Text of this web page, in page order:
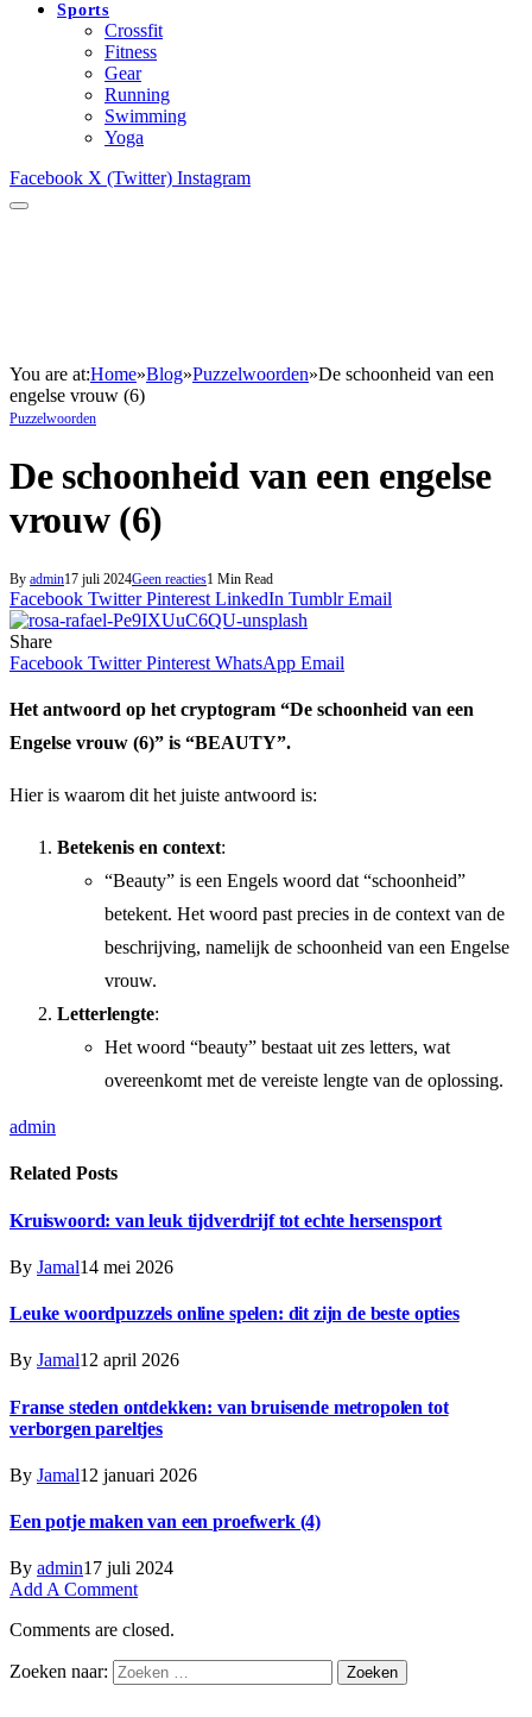
Sports
Crossfit
Fitness
Gear
Running
Swimming
Yoga
Facebook X (Twitter) Instagram
You are at:Home»Blog»Puzzelwoorden»De schoonheid van een
engelse vrouw (6)
Puzzelwoorden
De schoonheid van een engelse
vrouw (6)
By admin17 juli 2024Geen reacties1 Min Read
Facebook Twitter Pinterest LinkedIn Tumblr Email
Share
Facebook Twitter Pinterest WhatsApp Email
Het antwoord op het cryptogram “De schoonheid van een
Engelse vrouw (6)” is “BEAUTY”.
Hier is waarom dit het juiste antwoord is:
Betekenis en context:
“Beauty” is een Engels woord dat “schoonheid”
betekent. Het woord past precies in de context van de
beschrijving, namelijk de schoonheid van een Engelse
vrouw.
Letterlengte:
Het woord “beauty” bestaat uit zes letters, wat
overeenkomt met de vereiste lengte van de oplossing.
admin
Related Posts
Kruiswoord: van leuk tijdverdrijf tot echte hersensport
By Jamal14 mei 2026
Leuke woordpuzzels online spelen: dit zijn de beste opties
By Jamal12 april 2026
Franse steden ontdekken: van bruisende metropolen tot
verborgen pareltjes
By Jamal12 januari 2026
Een potje maken van een proefwerk (4)
By admin17 juli 2024
Add A Comment
Comments are closed.
Zoeken naar: